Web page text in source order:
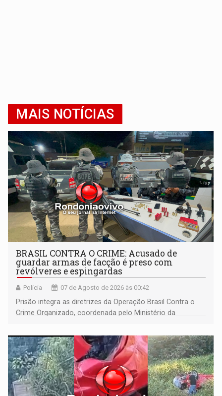
MAIS NOTÍCIAS
BRASIL CONTRA O CRIME: Acusado de
guardar armas de facção é preso com
revólveres e espingardas
Polícia 07 de Agosto de 2026 às 00:42
Prisão integra as diretrizes da Operação Brasil Contra o
Crime Organizado, coordenada pelo Ministério da